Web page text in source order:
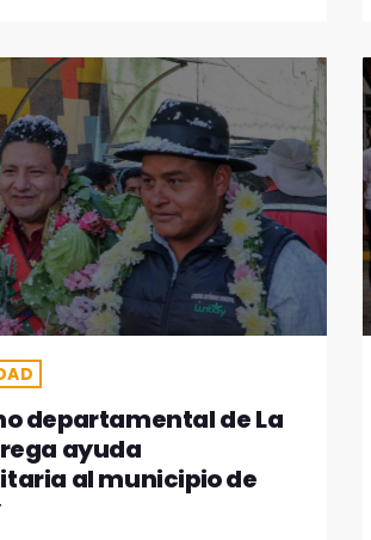
departamental de La
ayuda
al municipio de